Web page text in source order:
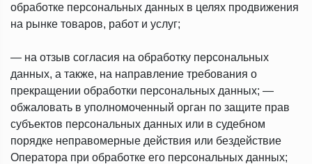
обработке персональных данных в целях продвижения
на рынке товаров, работ и услуг;
— на отзыв согласия на обработку персональных
данных, а также, на направление требования о
прекращении обработки персональных данных; —
обжаловать в уполномоченный орган по защите прав
субъектов персональных данных или в судебном
порядке неправомерные действия или бездействие
Оператора при обработке его персональных данных;